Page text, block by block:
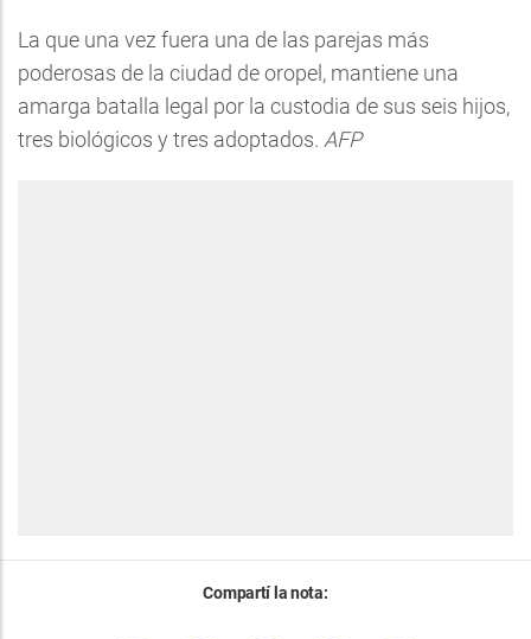
La que una vez fuera una de las parejas más
poderosas de la ciudad de oropel, mantiene una
amarga batalla legal por la custodia de sus seis hijos,
tres biológicos y tres adoptados. AFP
Compartí la nota: